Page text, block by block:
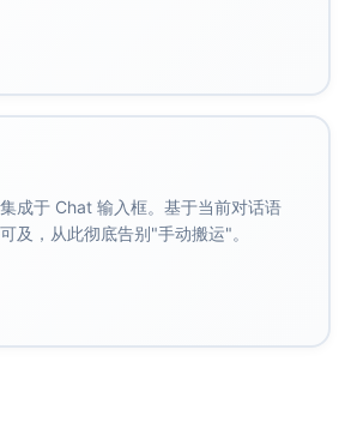
成于 Chat 输入框。基于当前对话语
及，从此彻底告别"手动搬运"。